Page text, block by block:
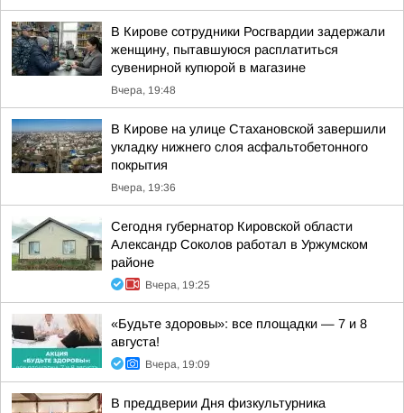
В Кирове сотрудники Росгвардии задержали
женщину, пытавшуюся расплатиться
сувенирной купюрой в магазине
Вчера, 19:48
В Кирове на улице Стахановской завершили
укладку нижнего слоя асфальтобетонного
покрытия
Вчера, 19:36
Сегодня губернатор Кировской области
Александр Соколов работал в Уржумском
районе
Вчера, 19:25
«Будьте здоровы»: все площадки — 7 и 8
августа!
Вчера, 19:09
В преддверии Дня физкультурника